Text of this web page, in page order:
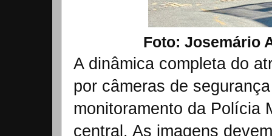
Foto: Josemário
A dinâmica completa do
por câmeras de
monitoramento da Polícia
central. As imagens